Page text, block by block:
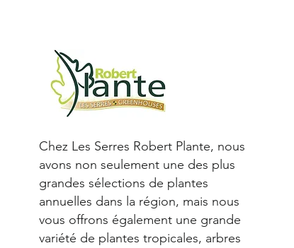
Chez Les Serres Robert Plante, nous
avons non seulement une des plus
grandes sélections de plantes
annuelles dans la région, mais nous
vous offrons également une grande
variété de plantes tropicales, arbres